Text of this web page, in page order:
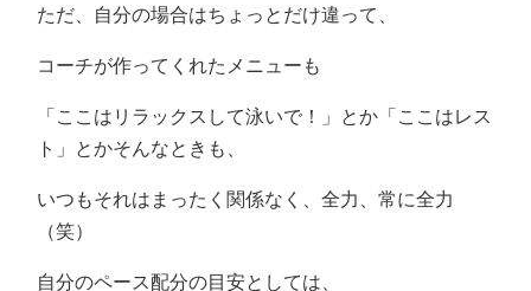
ただ、自分の場合はちょっとだけ違って、
コーチが作ってくれたメニューも
「ここはリラックスして泳いで！」とか「ここはレス
ト」とかそんなときも、
いつもそれはまったく関係なく、全力、常に全力
（笑）
自分のペース配分の目安としては、